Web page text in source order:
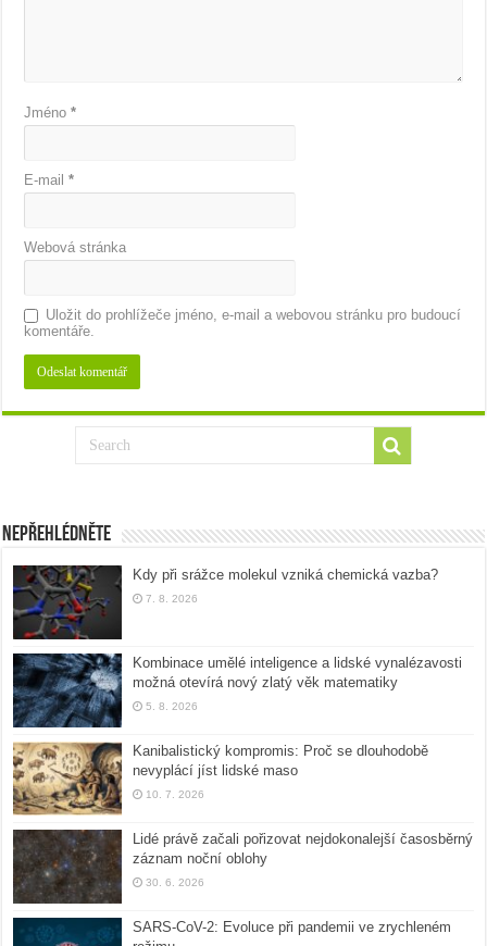
Jméno*
E-mail*
Webová stránka
Uložit do prohlížeče jméno, e-mail a webovou stránku pro budoucí
komentáře.
Nepřehlédněte
Kdy při srážce molekul vzniká chemická vazba?
7. 8. 2026
Kombinace umělé inteligence a lidské vynalézavosti
možná otevírá nový zlatý věk matematiky
5. 8. 2026
Kanibalistický kompromis: Proč se dlouhodobě
nevyplácí jíst lidské maso
10. 7. 2026
Lidé právě začali pořizovat nejdokonalejší časosběrný
záznam noční oblohy
30. 6. 2026
SARS-CoV-2: Evoluce při pandemii ve zrychleném